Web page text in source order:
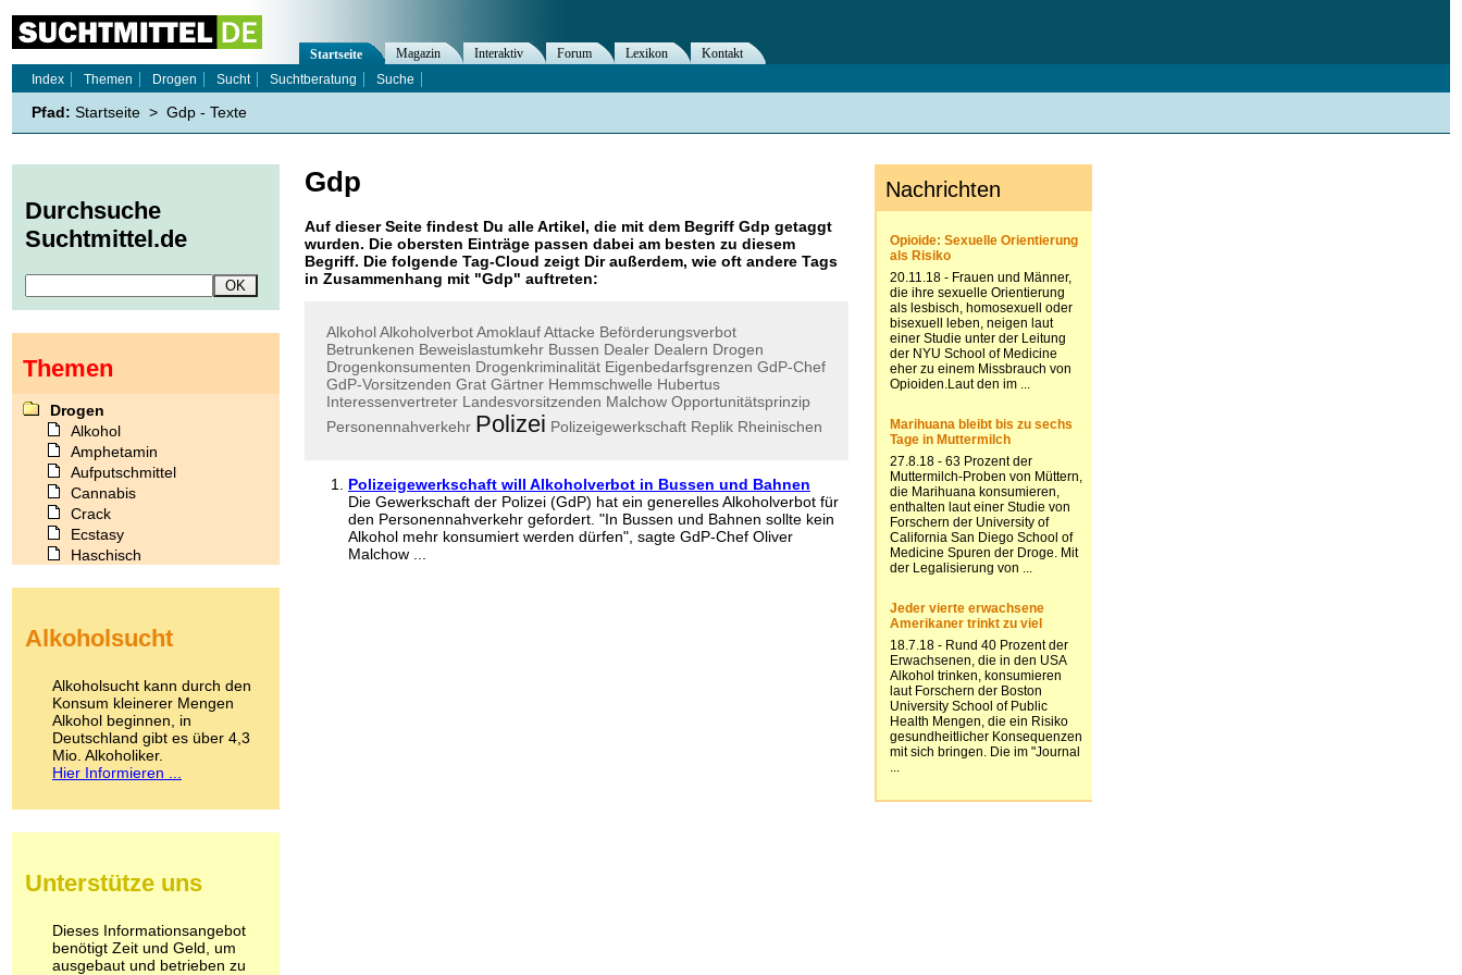
Gdp
Auf dieser Seite findest Du alle Artikel, die mit dem Begriff Gdp getaggt
wurden. Die obersten Einträge passen dabei am besten zu diesem
Begriff. Die folgende Tag-Cloud zeigt Dir außerdem, wie oft andere Tags
in Zusammenhang mit "Gdp" auftreten:
AlkoholAlkoholverbotAmoklaufAttacke Beförderungsverbot
Betrunkenen Beweislastumkehr Bussen Dealer Dealern Drogen
Drogenkonsumenten Drogenkriminalität Eigenbedarfsgrenzen GdP-Chef
GdP-Vorsitzenden Grat Gärtner Hemmschwelle Hubertus
Interessenvertreter Landesvorsitzenden Malchow Opportunitätsprinzip
Personennahverkehr Polizei Polizeigewerkschaft Replik Rheinischen
Polizeigewerkschaft will Alkoholverbot in Bussen und Bahnen
Die Gewerkschaft der Polizei (GdP) hat ein generelles Alkoholverbot für
den Personennahverkehr gefordert. "In Bussen und Bahnen sollte kein
Alkohol mehr konsumiert werden dürfen", sagte GdP-Chef Oliver
Malchow ...
Startseite Magazin Interaktiv Forum Lexikon
Kontakt
Index
Themen Drogen Sucht Suchtberatung Suche
Pfad: Startseite > Gdp - Texte
Durchsuche
Suchtmittel.de
Themen
Drogen
Alkohol
Amphetamin
Aufputschmittel
Cannabis
Crack
Ecstasy
Haschisch
Kokain
LSD
Marihuana
Medikamente
Meskalin
Metamphetamin
Methadon
Pilze
Psychopharmaka
Schlafmittel
Schmerzmittel
Alkoholsucht
Alkoholsucht kann durch den
Konsum kleinerer Mengen
Alkohol beginnen, in
Deutschland gibt es über 4,3
Mio. Alkoholiker.
Hier Informieren ...
Unterstütze uns
Dieses Informationsangebot
benötigt Zeit und Geld, um
ausgebaut und betrieben zu